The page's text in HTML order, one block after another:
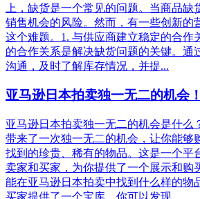
上，缺货是一个常见的问题。当商品
销售机会的风险。然而，有一些创新的
这个难题。1. 与供应商建立稳定的合作
的合作关系是解决缺货问题的关键。通
沟通，及时了解库存情况，并提...
亚马逊日本拍卖独一无二的机会！
亚马逊日本拍卖独一无二的机会是什么
带来了一次独一无二的机会，让你能够
找到的珍贵、稀有的物品。这是一个平
卖家和买家，为你提供了一个展示和购
能在亚马逊日本拍卖中找到什么样的物
买家提供了一个宝库，你可以发现...